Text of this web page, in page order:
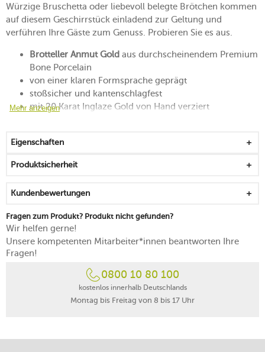
Würzige Bruschetta oder liebevoll belegte Brötchen kommen
auf diesem Geschirrstück einladend zur Geltung und
verführen Ihre Gäste zum Genuss. Probieren Sie es aus.
Brotteller Anmut Gold aus durchscheinendem Premium
Bone Porcelain
von einer klaren Formsprache geprägt
stoßsicher und kantenschlagfest
mit 20 Karat Inglaze Gold von Hand verziert
passt ausgezeichnet zur gehobenen Tischkultur
platzsparend stapelbar, handlich und zeitlos
Mehr anzeigen
Eigenschaften
Produktsicherheit
Kundenbewertungen
Fragen zum Produkt? Produkt nicht gefunden?
Wir helfen gerne!
Unsere kompetenten Mitarbeiter*innen beantworten Ihre
Fragen!
0800 10 80 100
kostenlos innerhalb Deutschlands
Montag bis Freitag von 8 bis 17 Uhr